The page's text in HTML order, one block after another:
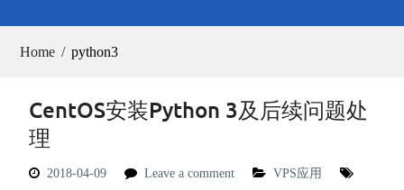
Home python3
CentOS安装Python 3及后续问题处
理
2018-04-09 Leave a comment
VPS应用